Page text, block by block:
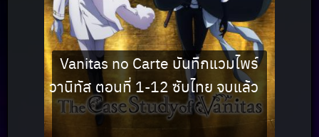
Vanitas no Carte บันทึกแวมไพร์
วานิทัส ตอนที่ 1-12 ซับไทย จบแล้ว